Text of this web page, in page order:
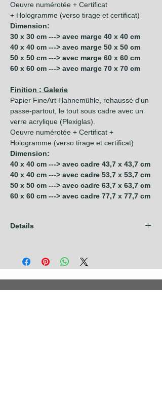
Oeuvre numérotée + Certificat
+ Hologramme (verso tirage et certificat)
Dimension:
30 x 30 cm ---> avec marge 40 x 40 cm
40 x 40 cm ---> avec marge 50 x 50 cm
50 x 50 cm ---> avec marge 60 x 60 cm
60 x 60 cm ---> avec marge 70 x 70 cm
Finition : Galerie
Papier FineArt Hahnemühle, rehaussé d'un
passe-partout, le tout sous cadre avec un
verre acrylique (Plexiglas).
Oeuvre numérotée + Certificat +
Hologramme (verso tirage et certificat)
Dimension:
40 x 40 cm ---> avec cadre 43,7 x 43,7 cm
40 x 40 cm ---> avec cadre 53,7 x 53,7 cm
50 x 50 cm ---> avec cadre 63,7 x 63,7 cm
60 x 60 cm ---> avec cadre 77,7 x 77,7 cm
Details
Européenne + Royaume Uni + Canada +